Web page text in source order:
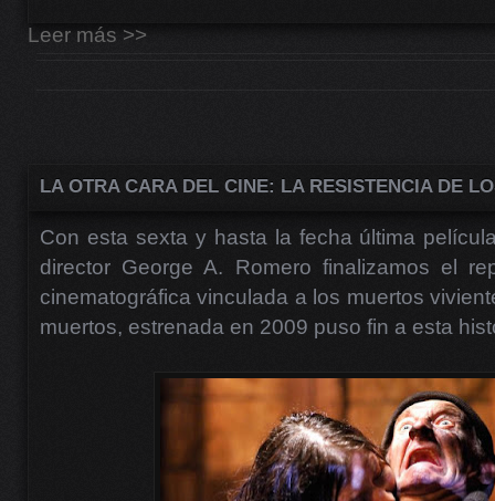
Leer más >>
LA OTRA CARA DEL CINE: LA RESISTENCIA DE
Con esta sexta y hasta la fecha última
director George A. Romero finalizamos el
cinematográfica vinculada a los muertos
muertos, estrenada en 2009 puso fin a esta